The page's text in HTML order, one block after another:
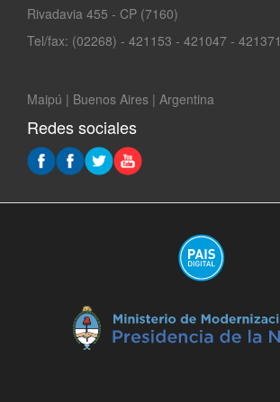
Rivadavia 455 - CP (7160)
Tel/fax: (02268) - 421153 - 421047 - 421371
Maipú | Buenos Aires | Argentina
Redes sociales